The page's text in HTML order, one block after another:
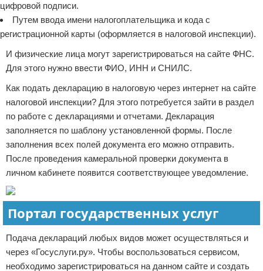
цифровой подписи.
Путем ввода имени налогоплательщика и кода с
регистрационной карты (оформляется в налоговой инспекции).
И физические лица могут зарегистрироваться на сайте ФНС.
Для этого нужно ввести ФИО, ИНН и СНИЛС.
Как подать декларацию в налоговую через интернет на сайте
налоговой инспекции? Для этого потребуется зайти в раздел
по работе с декларациями и отчетами. Декларация
заполняется по шаблону установленной формы. После
заполнения всех полей документа его можно отправить.
После проведения камеральной проверки документа в
личном кабинете появится соответствующее уведомление.
Портал государственных услуг
Подача деклараций любых видов может осуществляться и
через «Госуслуги.ру». Чтобы воспользоваться сервисом,
необходимо зарегистрироваться на данном сайте и создать